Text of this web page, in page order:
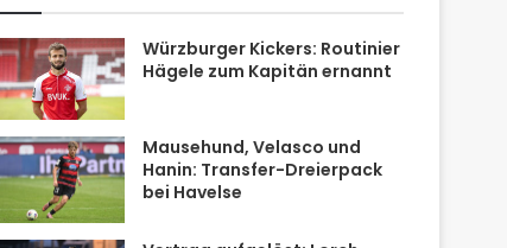
Würzburger Kickers: Routinier
Hägele zum Kapitän ernannt
Mausehund, Velasco und
Hanin: Transfer-Dreierpack
bei Havelse